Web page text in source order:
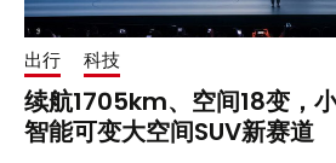
出行 科技
续航1705km、空间18变，
智能可变大空间SUV新赛道